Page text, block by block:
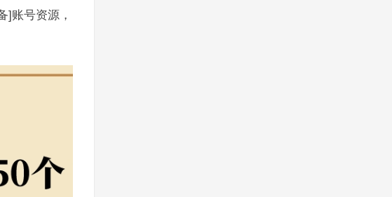
]账号资源，